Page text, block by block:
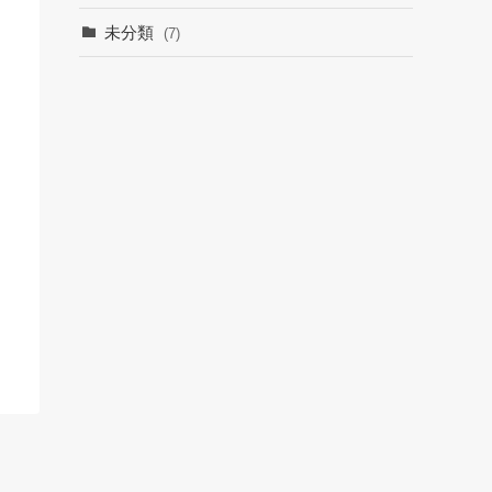
未分類 (7)